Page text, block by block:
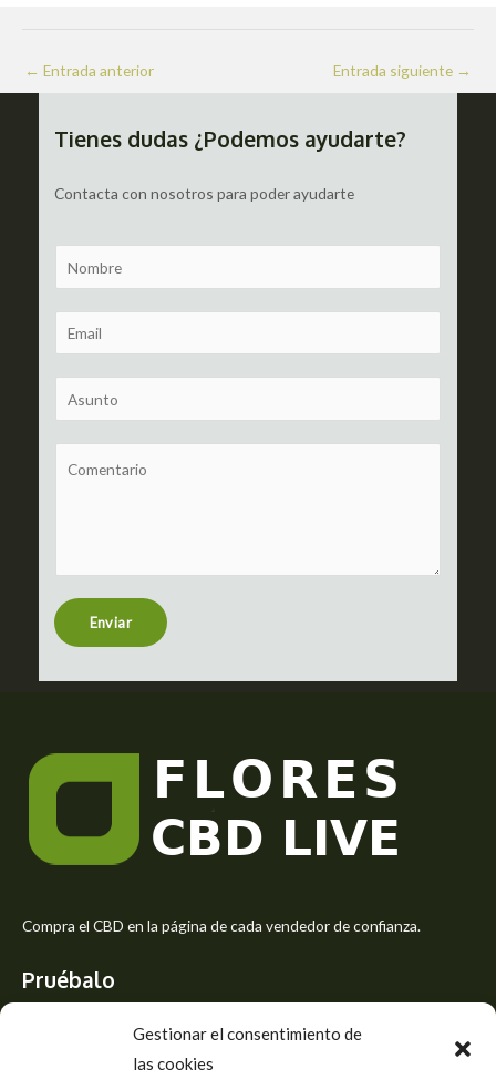
Gestionar el consentimiento de
las cookies
Navegación
de
← Entrada anterior Entrada siguiente →
Tienes dudas ¿Podemos ayudarte?
Contacta con nosotros para poder ayudarte
a
m
m
a
u
b
t
r
s
e
Enviar
Compra el CBD en la página de cada vendedor de confianza.
Pruébalo
Siente el mejor aroma de las flores CBD y usa los beneficios del